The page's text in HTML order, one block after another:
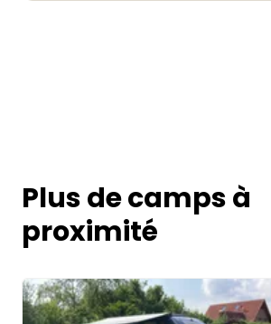
Plus de camps à
proximité
Image 1 of 5